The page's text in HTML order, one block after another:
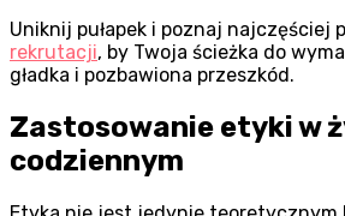
Uniknij pułapek i poznaj najczęściej
rekrutacji, by Twoja ścieżka do
gładka i pozbawiona przeszkód.
Zastosowanie etyki w
codziennym